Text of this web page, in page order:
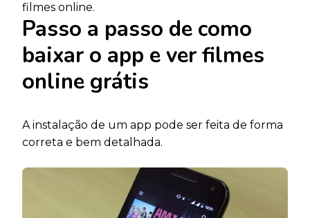
filmes online.
Passo a passo de como
baixar o app e ver filmes
online grátis
A instalação de um app pode ser feita de forma
correta e bem detalhada.